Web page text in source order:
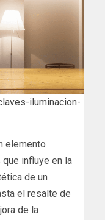
iluminacion-
elemento
influye en la
de un
el resalte de
de la